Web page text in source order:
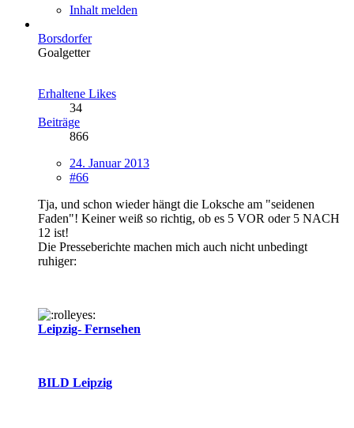
Inhalt melden
Borsdorfer
Goalgetter
Erhaltene Likes
34
Beiträge
866
24. Januar 2013
#66
Tja, und schon wieder hängt die Loksche am "seidenen
Faden"! Keiner weiß so richtig, ob es 5 VOR oder 5 NACH
12 ist!
Die Presseberichte machen mich auch nicht unbedingt
ruhiger:
Leipzig- Fernsehen
BILD Leipzig